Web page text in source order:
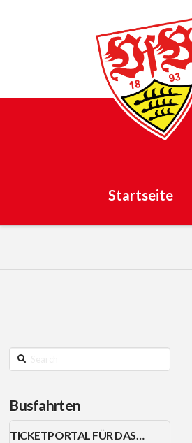
Startseite
Search
Busfahrten
TICKETPORTAL FÜR DAS